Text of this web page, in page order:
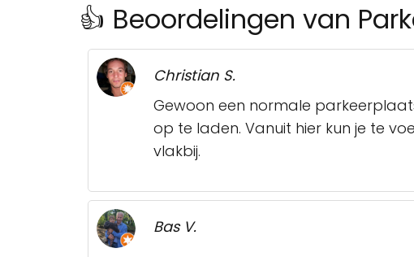
👍 Beoordelingen van
Christian S.
Gewoon een normale
op te laden. Vanuit hier kun je te
vlakbij.
Bas V.